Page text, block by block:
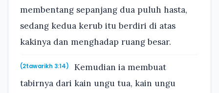
membentang sepanjang dua puluh hasta,
sedang kedua kerub itu berdiri di atas
kakinya dan menghadap ruang besar.
(2tawarikh 3:14)
Kemudian ia membuat
tabirnya dari kain ungu tua, kain ungu